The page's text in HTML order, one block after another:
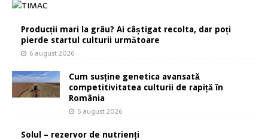
Producții mari la grâu? Ai câștigat recolta, dar poți
pierde startul culturii următoare
6 august 2026
Cum susține genetica avansată
competitivitatea culturii de rapiță în
România
5 august 2026
Solul – rezervor de nutrienți